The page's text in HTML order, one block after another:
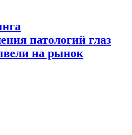
патологий глаз
на рынок